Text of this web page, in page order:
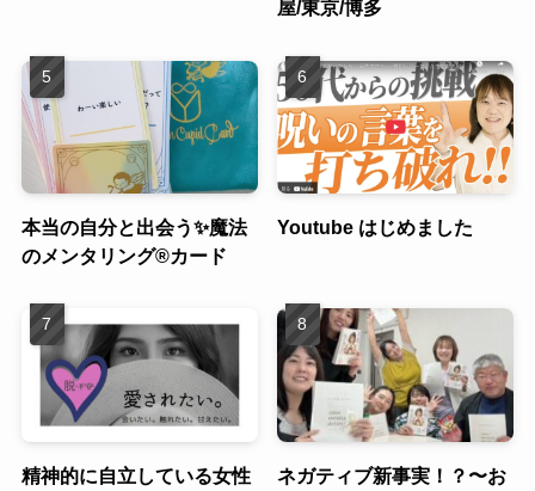
屋/東京/博多
本当の自分と出会う✨魔法
のメンタリング®︎カード
Youtube はじめました
精神的に自立している女性
ネガティブ新事実！？〜お